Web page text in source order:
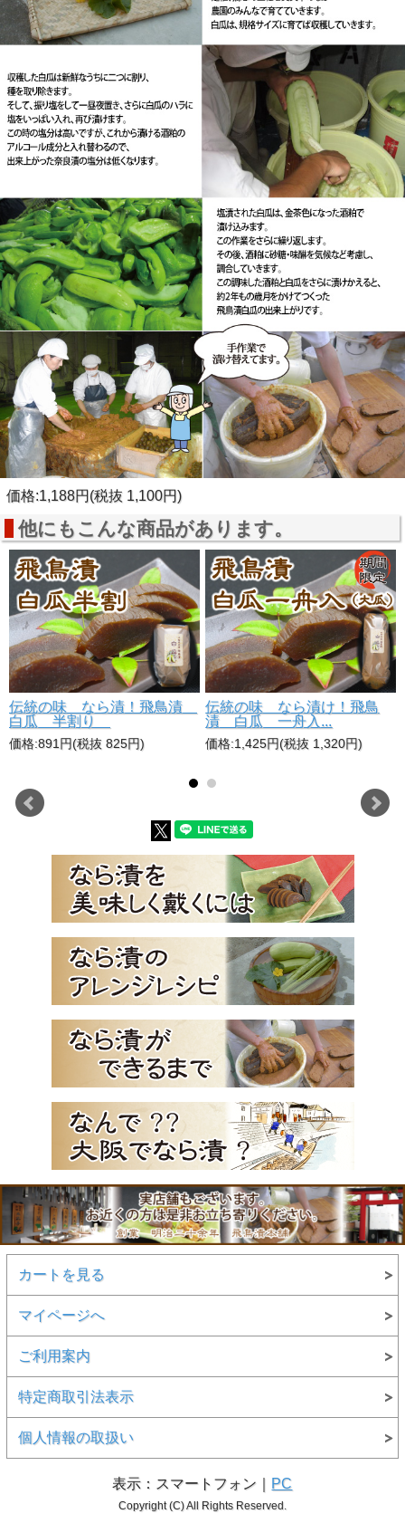
価格:1,188円(税抜 1,100円)
他にもこんな商品があります。
伝統の味 なら漬！飛鳥漬
白瓜 半割り
価格:891円(税抜 825円)
伝統の味 なら漬け！飛鳥
漬 白瓜 一舟入...
価格:1,425円(税抜 1,320円)
カートを見る
マイページへ
ご利用案内
特定商取引法表示
個人情報の取扱い
表示：スマートフォン｜ PC
Copyright (C) All Rights Reserved.